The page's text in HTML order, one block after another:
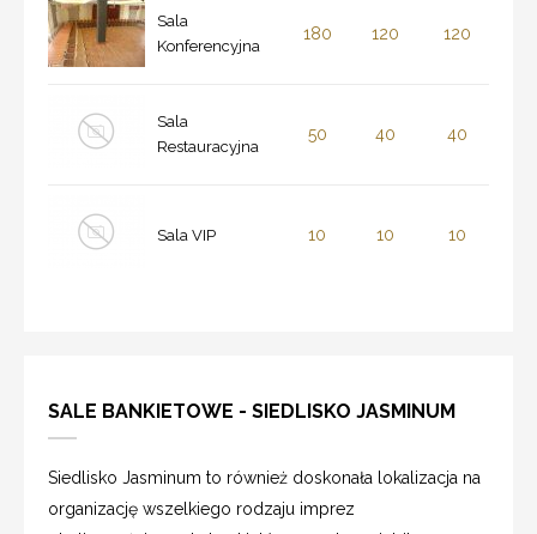
Sala
Konferencyjna
180 120 120
Sala
Restauracyjna
50 40 40
Sala VIP 10 10 10
SALE BANKIETOWE - SIEDLISKO JASMINUM
Siedlisko Jasminum to również doskonała lokalizacja na
organizację wszelkiego rodzaju imprez